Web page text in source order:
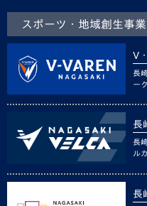
スポーツ・地域創生事業
V
長
ー
長
長
ル
長